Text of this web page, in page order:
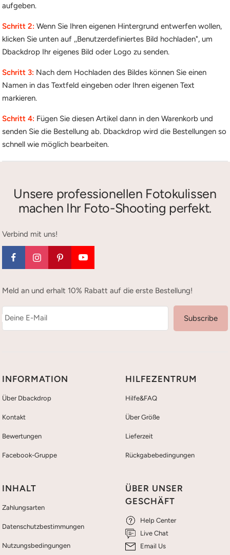
aufgeben.
Schritt 2: Wenn Sie Ihren eigenen Hintergrund entwerfen wollen,
klicken Sie unten auf ,,Benutzerdefiniertes Bild hochladen", um
Dbackdrop Ihr eigenes Bild oder Logo zu senden.
Schritt 3: Nach dem Hochladen des Bildes können Sie einen
Namen in das Textfeld eingeben oder Ihren eigenen Text
markieren.
Schritt 4: Fügen Sie diesen Artikel dann in den Warenkorb und
senden Sie die Bestellung ab. Dbackdrop wird die Bestellungen so
schnell wie möglich bearbeiten.
Unsere professionellen Fotokulissen
machen Ihr Foto-Shooting perfekt.
Verbind mit uns!
Meld an und erhalt 10% Rabatt auf die erste Bestellung!
Deine E-Mail Subscribe
INFORMATION
Über Dbackdrop
Kontakt
Bewertungen
Facebook-Gruppe
HILFEZENTRUM
Hilfe&FAQ
Über Größe
Lieferzeit
Rückgabebedingungen
INHALT
Zahlungsarten
Datenschutzbestimmungen
Nutzungsbedingungen
ÜBER UNSER
GESCHÄFT
Help Center
Live Chat
Email Us